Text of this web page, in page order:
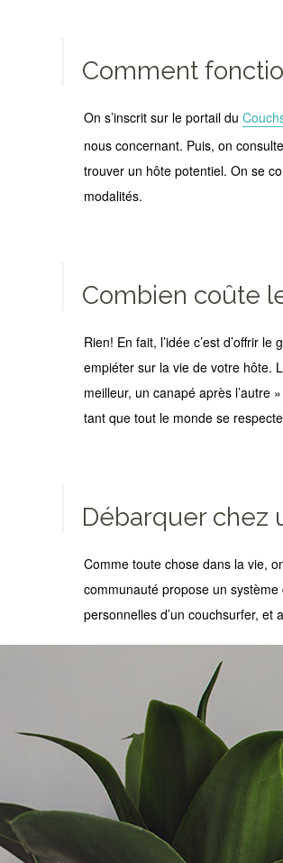
Comment
On s’inscrit sur le portail du
nous concernant. Puis, on
trouver un hôte potentiel. On se
modalités.
Combien coûte
Rien! En fait, l’idée c’est d’offrir
empiéter sur la vie de votre hôte.
meilleur, un canapé après l’autre
tant que tout le monde se
Débarquer chez
Comme toute chose dans la vie,
communauté propose un
personnelles d’un couchsurfer, et